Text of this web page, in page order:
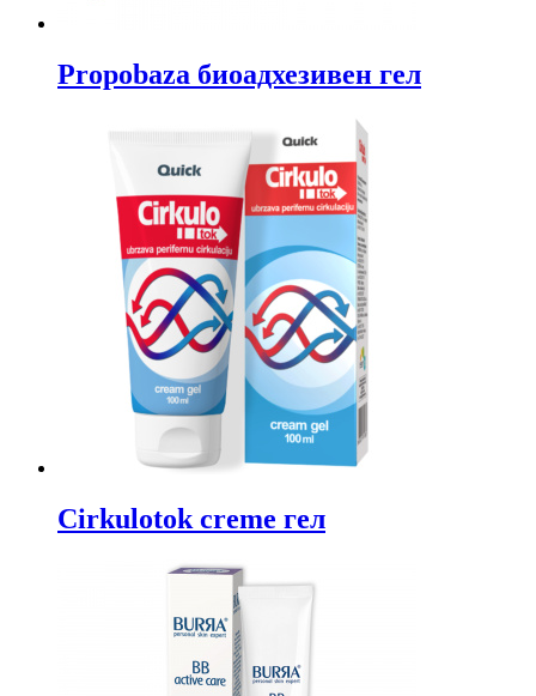
Propobaza биоадхезивен гел
Cirkulotok creme гел